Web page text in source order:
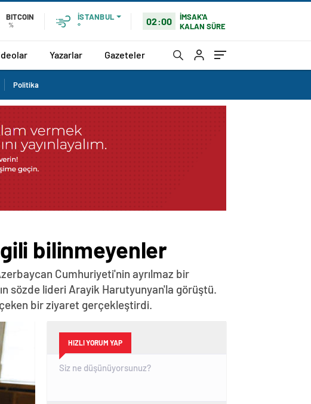
BITCOIN
%
İSTANBUL
°
02:00
İMSAK'A
KALAN SÜRE
Yazarlar Gazeteler
Politika
bilinmeyenler
Cumhuriyeti'nin ayrılmaz bir
sözde lideri Arayik Harutyunyan'la görüştü.
bir ziyaret gerçekleştirdi.
HIZLI YORUM YAP